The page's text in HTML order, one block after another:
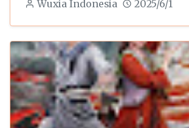
Wuxia Indonesia 2025/6/1